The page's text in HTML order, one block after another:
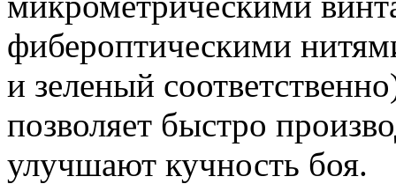
фибероптическими
и зеленый
позволяет быстро
улучшают кучность боя.